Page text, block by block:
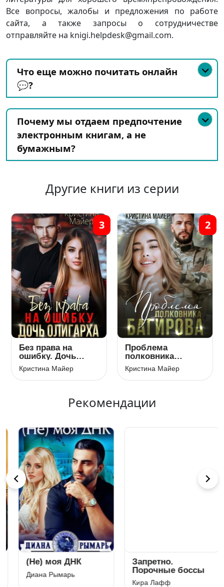
Все вопросы, жалобы и предложения по работе
сайта, а также запросы о сотрудничестве
отправляйте на knigi.helpdesk@gmail.com.
Что еще можно почитать онлайн
💬?
Почему мы отдаем предпочтение
электронным книгам, а не
бумажным?
Другие книги из серии
Без права на
ошибку. Дочь
олигарха
Кристина Майер
3
Проблема
полковника
Багирова
Кристина Майер
2
Рекомендации
(Не) моя ДНК
Диана Рымарь
Запретно.
Порочные боссы
Кира Лафф